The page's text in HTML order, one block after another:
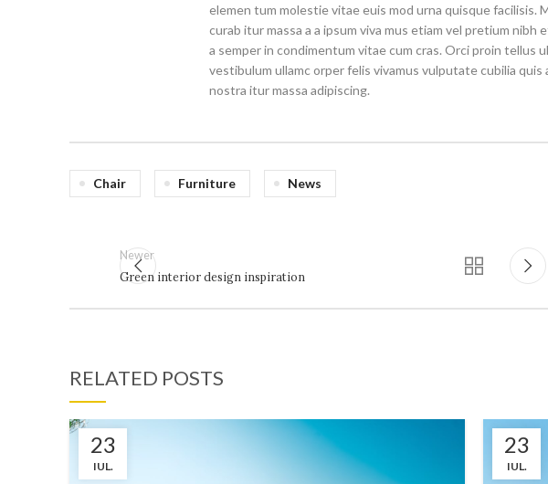
elemen tum molestie vitae euis mod urna quisque facilisis.
curab itur massa a a ipsum viva mus etiam vel pretium
a semper in condimentum vitae cum cras. Orci proin tellus
vestibulum ullamc orper felis vivamus vulputate cubilia
nostra itur massa adipiscing.
Chair Furniture News
Newer
Green interior design inspiration
RELATED POSTS
23
IUL.
23
IUL.